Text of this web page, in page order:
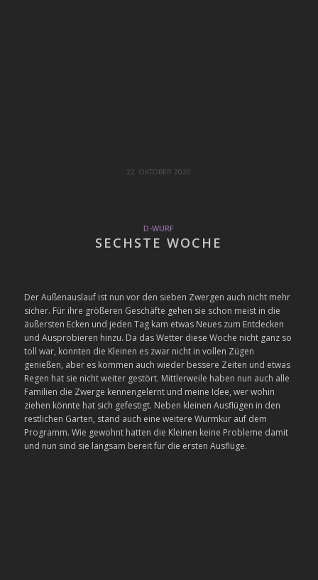
22. OKTOBER 2020
D-WURF
SECHSTE WOCHE
Der Außenauslauf ist nun vor den sieben Zwergen auch nicht mehr
sicher. Für ihre größeren Geschäfte gehen sie schon meist in die
äußersten Ecken und jeden Tag kam etwas Neues zum Entdecken
und Ausprobieren hinzu. Da das Wetter diese Woche nicht ganz so
toll war, konnten die Kleinen es zwar nicht in vollen Zügen
genießen, aber es kommen auch wieder bessere Zeiten und etwas
Regen hat sie nicht weiter gestört. Mittlerweile haben nun auch alle
Familien die Zwerge kennengelernt und meine Idee, wer wohin
ziehen könnte hat sich gefestigt. Neben kleinen Ausflügen in den
restlichen Garten, stand auch eine weitere Wurmkur auf dem
Programm. Wie gewohnt hatten die Kleinen keine Probleme damit
und nun sind sie langsam bereit für die ersten Ausflüge.